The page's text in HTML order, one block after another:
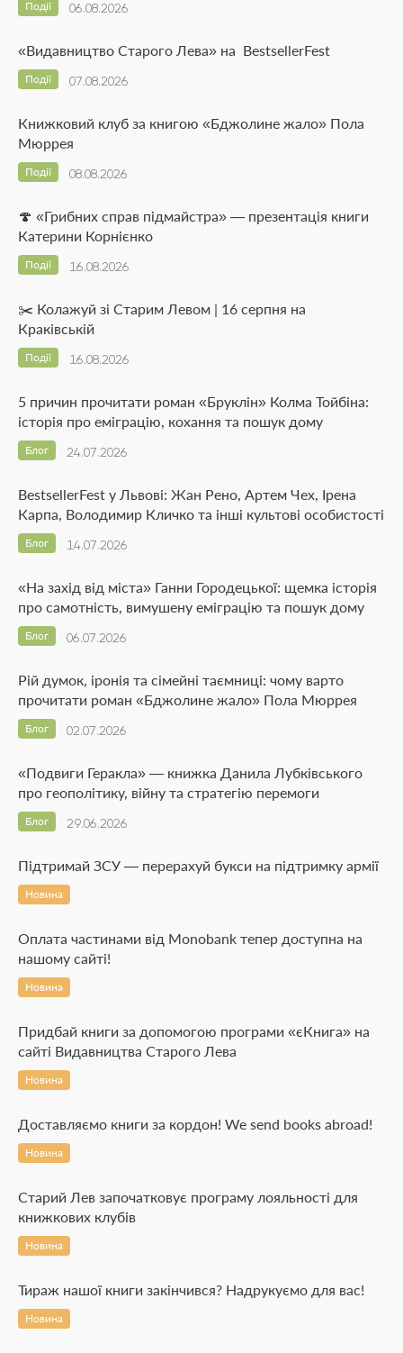
06.08.2026
Події
«Видавництво Старого Лева» на BestsellerFest
07.08.2026
Події
Книжковий клуб за книгою «Бджолине жало» Пола
Мюррея
08.08.2026
Події
🍄 «Грибних справ підмайстра» — презентація книги
Катерини Корнієнко
16.08.2026
Події
✂️ Колажуй зі Старим Левом | 16 серпня на
Краківській
16.08.2026
Події
5 причин прочитати роман «Бруклін» Колма Тойбіна:
історія про еміграцію, кохання та пошук дому
24.07.2026
Блог
BestsellerFest у Львові: Жан Рено, Артем Чех, Ірена
Карпа, Володимир Кличко та інші культові особистості
14.07.2026
Блог
«На захід від міста» Ганни Городецької: щемка історія
про самотність, вимушену еміграцію та пошук дому
06.07.2026
Блог
Рій думок, іронія та сімейні таємниці: чому варто
прочитати роман «Бджолине жало» Пола Мюррея
02.07.2026
Блог
«Подвиги Геракла» — книжка Данила Лубківського
про геополітику, війну та стратегію перемоги
29.06.2026
Блог
Підтримай ЗСУ — перерахуй букси на підтримку армії
Новина
Оплата частинами від Monobank тепер доступна на
нашому сайті!
Новина
Придбай книги за допомогою програми «єКнига» на
сайті Видавництва Старого Лева
Новина
Доставляємо книги за кордон! We send books abroad!
Новина
Старий Лев започатковує програму лояльності для
книжкових клубів
Новина
Тираж нашої книги закінчився? Надрукуємо для вас!
Новина